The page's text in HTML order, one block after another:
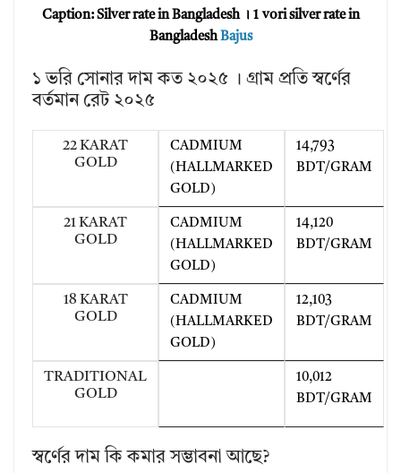
Caption: Silver rate in Bangladesh । 1 vori silver rate in
BangladeshBajus
১ ভরি সোনার দাম কত ২০২৫ । গ্রাম প্রতি স্বর্ণের
বর্তমান রেট ২০২৫
22 KARAT
GOLD
CADMIUM
(HALLMARKED
GOLD)
14,793
BDT/GRAM
21 KARAT
GOLD
CADMIUM
(HALLMARKED
GOLD)
14,120
BDT/GRAM
18 KARAT
GOLD
CADMIUM
(HALLMARKED
GOLD)
12,103
BDT/GRAM
TRADITIONAL
GOLD
10,012
BDT/GRAM
স্বর্ণের দাম কি কমার সম্ভাবনা আছে?